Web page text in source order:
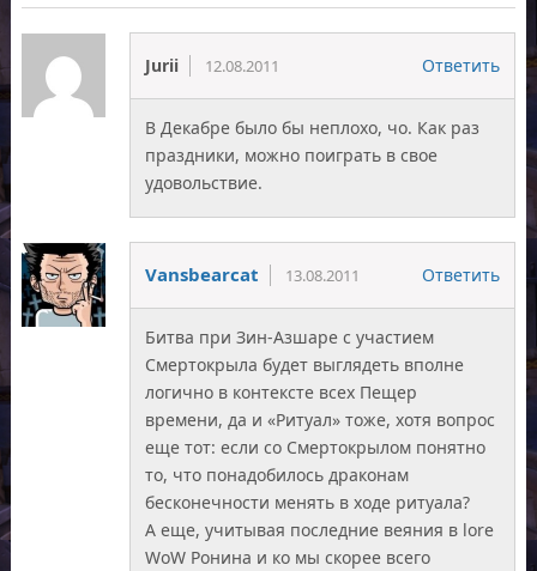
Jurii 12.08.2011 Ответить
В Декабре было бы неплохо, чо. Как раз
праздники, можно поиграть в свое
удовольствие.
Vansbearcat 13.08.2011 Ответить
Битва при Зин-Азшаре с участием
Смертокрыла будет выглядеть вполне
логично в контексте всех Пещер
времени, да и «Ритуал» тоже, хотя вопрос
еще тот: если со Смертокрылом понятно
то, что понадобилось драконам
бесконечности менять в ходе ритуала?
А еще, учитывая последние веяния в lore
WoW Ронина и ко мы скорее всего